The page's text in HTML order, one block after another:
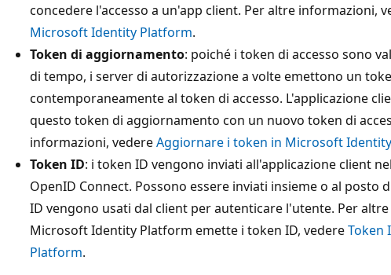
concedere l'accesso a un'app client. Per altre informazioni,
Microsoft Identity Platform.
Token di aggiornamento: poiché i token di accesso sono
di tempo, i server di autorizzazione a volte emettono un
contemporaneamente al token di accesso. L'applicazione
questo token di aggiornamento con un nuovo token di
informazioni, vedereAggiornare i token in Microsoft
Token ID: i token ID vengono inviati all'applicazione client
OpenID Connect. Possono essere inviati insieme o al posto
ID vengono usati dal client per autenticare l'utente. Per
Microsoft Identity Platform emette i token ID, vedereToken
Platform.